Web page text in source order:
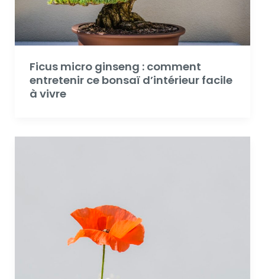
Ficus micro ginseng : comment
entretenir ce bonsaï d’intérieur facile
à vivre